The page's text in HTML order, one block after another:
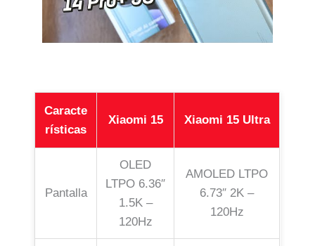
Caracte
rísticas
Xiaomi 15 Xiaomi 15 Ultra
Pantalla
OLED
LTPO 6.36″
1.5K –
120Hz
AMOLED LTPO
6.73″ 2K –
120Hz